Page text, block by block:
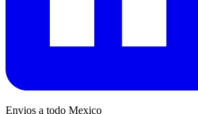
Envios a todo Mexico